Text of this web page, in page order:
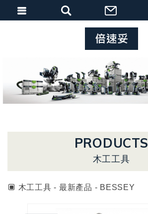
PRODUCTS
木工工具
木工工具 - 最新產品 - BESSEY